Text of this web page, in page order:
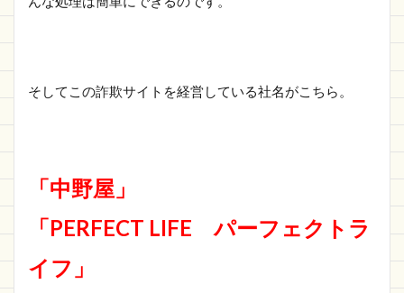
そしてこの詐欺サイトを経営している社名がこちら。
「中野屋」
「PERFECT LIFE パーフェクトラ
イフ」